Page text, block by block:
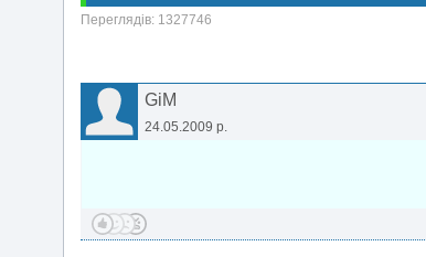
Переглядів: 1327746
GiM
24.05.2009 р.